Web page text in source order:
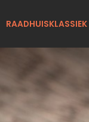
naarRAADHUISKLASSIEK